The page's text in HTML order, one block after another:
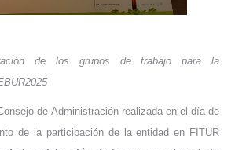
de los grupos de trabajo para la
de Administración realizada en el día de
de la participación de la entidad en FITUR